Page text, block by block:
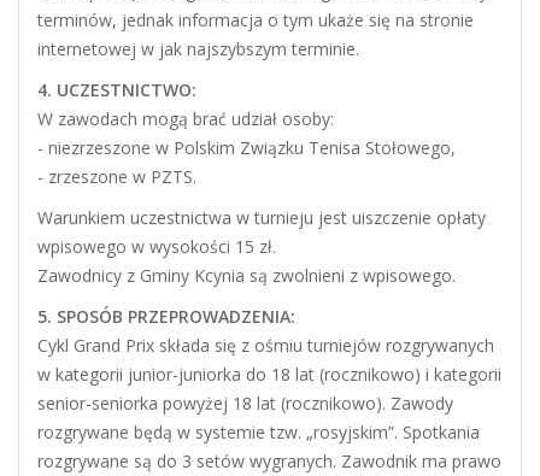
terminów, jednak informacja o tym ukaże się na stronie
internetowej w jak najszybszym terminie.
4. UCZESTNICTWO:
W zawodach mogą brać udział osoby:
- niezrzeszone w Polskim Związku Tenisa Stołowego,
- zrzeszone w PZTS.
Warunkiem uczestnictwa w turnieju jest uiszczenie opłaty
wpisowego w wysokości 15 zł.
Zawodnicy z Gminy Kcynia są zwolnieni z wpisowego.
5. SPOSÓB PRZEPROWADZENIA:
Cykl Grand Prix składa się z ośmiu turniejów rozgrywanych
w kategorii junior-juniorka do 18 lat (rocznikowo) i kategorii
senior-seniorka powyżej 18 lat (rocznikowo). Zawody
rozgrywane będą w systemie tzw. „rosyjskim”. Spotkania
rozgrywane są do 3 setów wygranych. Zawodnik ma prawo